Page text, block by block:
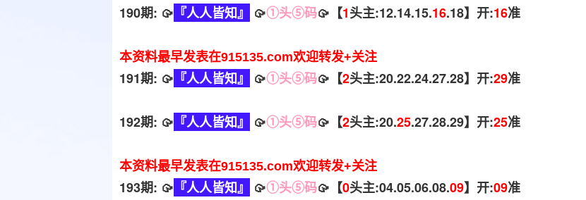
190期: 🥠 『人人皆知』 🥠①头⑤码🥠【1头主:12.14.15.16.18】开:16准
本资料最早发表在915135.com欢迎转发+关注
191期: 🥠 『人人皆知』 🥠①头⑤码🥠【2头主:20.22.24.27.28】开:29准
192期: 🥠 『人人皆知』 🥠①头⑤码🥠【2头主:20.25.27.28.29】开:25准
本资料最早发表在915135.com欢迎转发+关注
193期: 🥠 『人人皆知』 🥠①头⑤码🥠【0头主:04.05.06.08.09】开:09准